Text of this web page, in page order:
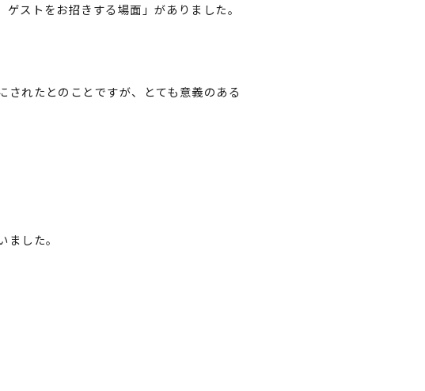
ストをお招きする場面」がありました。
れたとのことですが、とても意義のある
した。